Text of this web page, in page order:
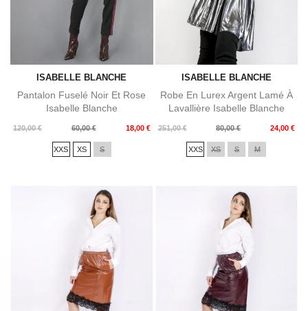
ISABELLE BLANCHE
Pantalon Fuselé Noir Et Rose
Isabelle Blanche
120,00 €
Prix
60,00 € 18,00 €
Prix
XXS XS S
ISABELLE BLANCHE
Robe En Lurex Argent Lamé À
Lavallière Isabelle Blanche
251,00 €
Prix
80,00 € 24,00 €
Prix
XXS XS S M